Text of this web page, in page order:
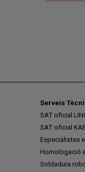
Serveis
SAT oficial
SAT oficial
Especialistes
Homologació
Soldadura